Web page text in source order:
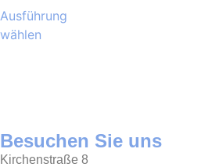
Ausführung
wählen
Besuchen Sie uns
Kirchenstraße 8